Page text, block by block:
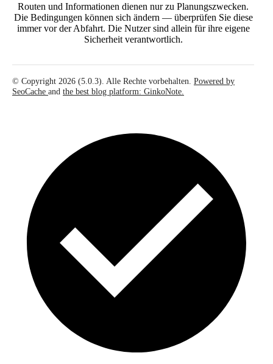
Routen und Informationen dienen nur zu Planungszwecken.
Die Bedingungen können sich ändern — überprüfen Sie diese
immer vor der Abfahrt. Die Nutzer sind allein für ihre eigene
Sicherheit verantwortlich.
© Copyright 2026 (5.0.3). Alle Rechte vorbehalten. Powered by
SeoCache and the best blog platform: GinkoNote.